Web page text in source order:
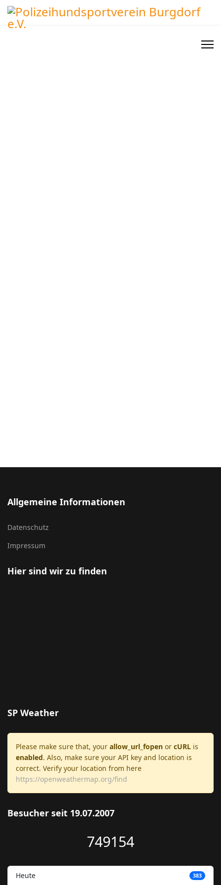
Allgemeine Informationen
Datenschutz
Impressum
Hier sind wir zu finden
SP Weather
Please make sure that, your allow_url_fopen or cURL is
enabled. Also, make sure your API key and location is
correct. Verify your location from here
https://openweathermap.org/find
Besucher seit 19.07.2007
749154
Heute 383